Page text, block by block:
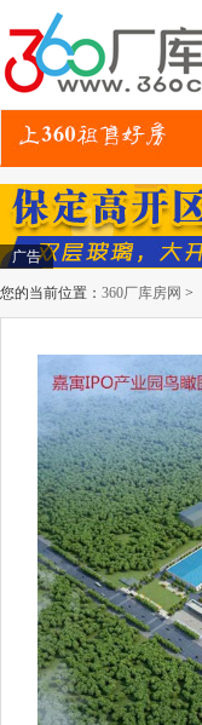
广告
您的当前位置： 360厂库房网 >